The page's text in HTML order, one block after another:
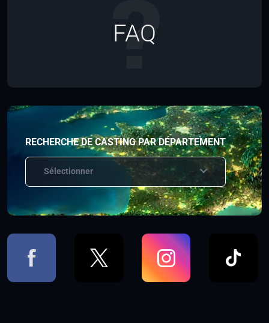
FAQ
RECHERCHE DE CASTING PAR DÉPARTEMENT
Sélectionner